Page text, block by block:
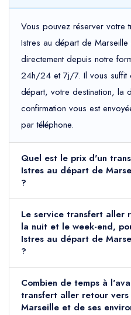
Vous pouvez réserver votre
Istres au départ de
directement depuis notre
24h/24 et 7j/7. Il vous suffit
départ, votre destination, la
confirmation vous est
par téléphone.
Quel est le prix d'un
Istres au départ de
?
Le service transfert aller
la nuit et le week-end,
Istres au départ de
?
Combien de temps à
transfert aller retour
Marseille et de ses